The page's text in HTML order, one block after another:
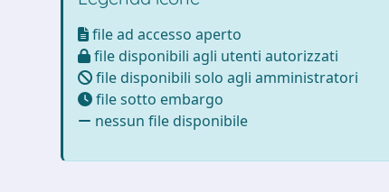
file ad accesso aperto
file disponibili agli utenti autorizzati
file disponibili solo agli amministratori
file sotto embargo
nessun file disponibile